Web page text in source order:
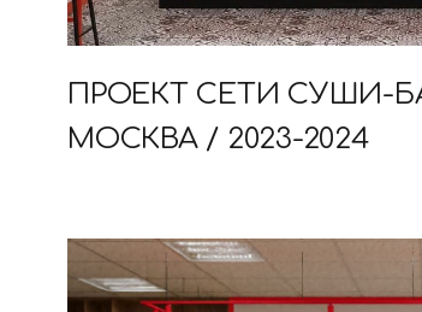
ПРОЕКТ СЕТИ СУШИ-
МОСКВА / 2023-2024